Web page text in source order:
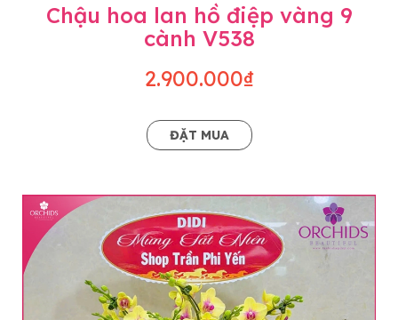
Chậu hoa lan hồ điệp vàng 9
cành V538
2.900.000₫
ĐẶT MUA